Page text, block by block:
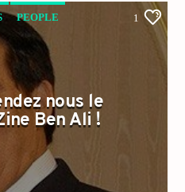
PEOPLE 1
nous le
Ben Ali !